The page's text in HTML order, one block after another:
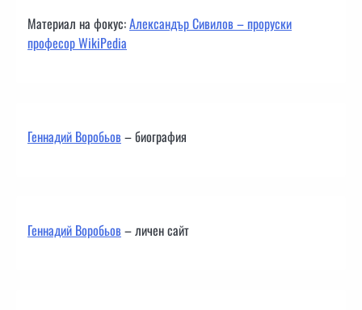
Материал на фокус:Александър Сивилов – проруски
професор WikiPedia
Геннадий Воробьов– биография
Геннадий Воробьов– личен сайт